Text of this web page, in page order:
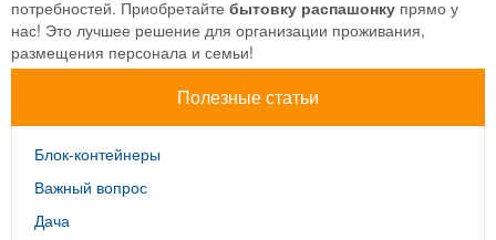
потребностей. Приобретайте бытовку распашонку прямо у
нас! Это лучшее решение для организации проживания,
размещения персонала и семьи!
Полезные статьи
Блок-контейнеры
Важный вопрос
Дача